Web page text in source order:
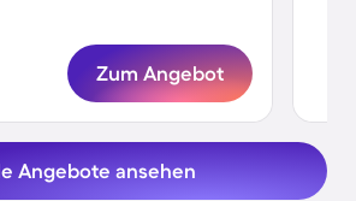
Zum Angebot
Angebote ansehen